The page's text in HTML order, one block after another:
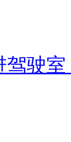
驶